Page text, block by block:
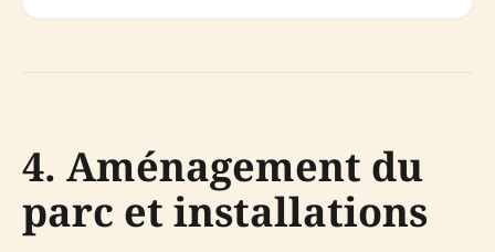
4. Aménagement du
parc et installations